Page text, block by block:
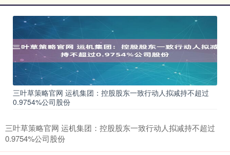
三叶草策略官网 运机集团：控股股东一致行动人拟减持不超过
0.9754%公司股份
三叶草策略官网 运机集团：控股股东一致行动人拟减持不超过
0.9754%公司股份